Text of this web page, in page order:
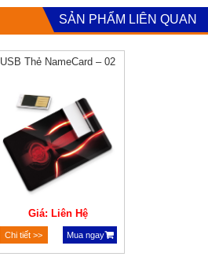
SẢN PHẨM LIÊN QUAN
USB Thẻ NameCard – 02
Giá: Liên Hệ
Chi tiết >> Mua ngay